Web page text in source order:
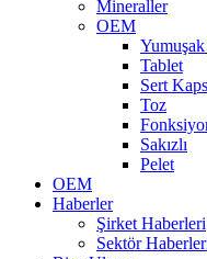
Mineraller
OEM
Tablet
Sert
Toz
Sakızlı
Pelet
OEM
Haberler
Şirket Haberleri
Sektör